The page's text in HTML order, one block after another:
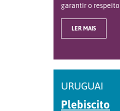
garantir o
LER MAIS
URUGUAI
Plebiscito